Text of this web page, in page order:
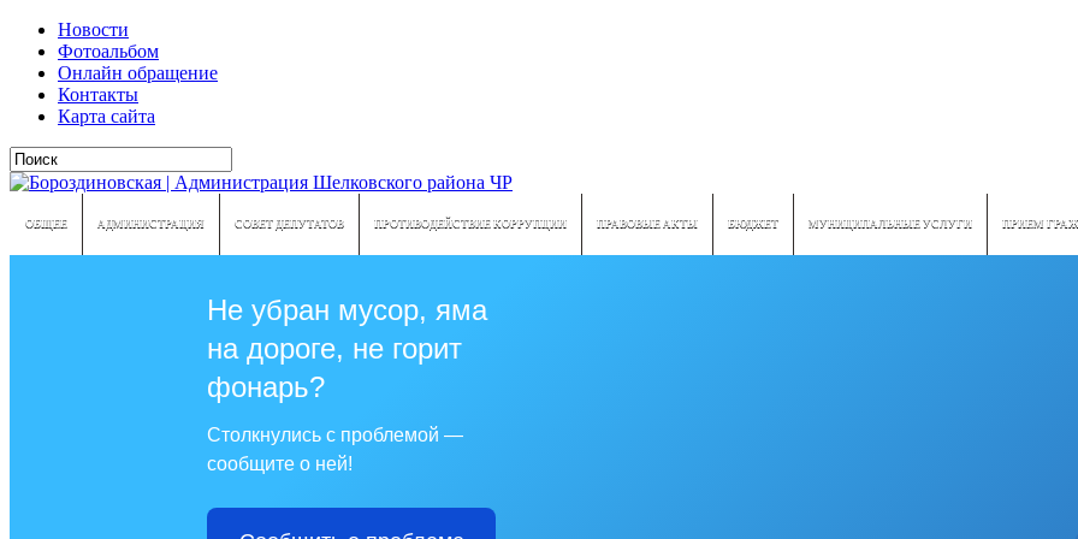
Новости
Фотоальбом
Онлайн обращение
Контакты
Карта сайта
ОБЩЕЕ АДМИНИСТРАЦИЯ СОВЕТ ДЕПУТАТОВ ПРОТИВОДЕЙСТВИЕ КОРРУПЦИИ ПРАВОВЫЕ АКТЫ БЮДЖЕТ МУНИЦИПАЛЬНЫЕ УСЛУГИ ПРИЕМ
Не убран мусор, яма
на дороге, не горит
фонарь?
Столкнулись с проблемой —
сообщите о ней!